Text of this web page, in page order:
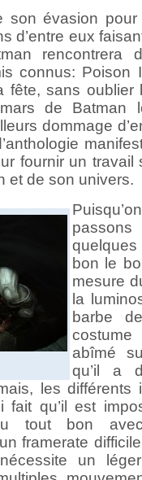
son évasion
d’entre eux
connus: Poison
sans oublier
de Batman
dommage
fournir un
et de son univers.
quelques
bon le
mesure
la
barbe
abîmé
qu’il a
les différents
qu’il est
tout bon
framerate
un